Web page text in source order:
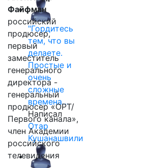
"Гордитесь
тем, что вы
делаете.
Простые и
очень
сложные
времена…
Написал
Отар
Кушанашвили
Файфман
российский
продюсер,
первый
заместитель
генерального
директора -
генеральный
продюсер «ОРТ/
Первого канала»,
член Академии
российского
телевидения